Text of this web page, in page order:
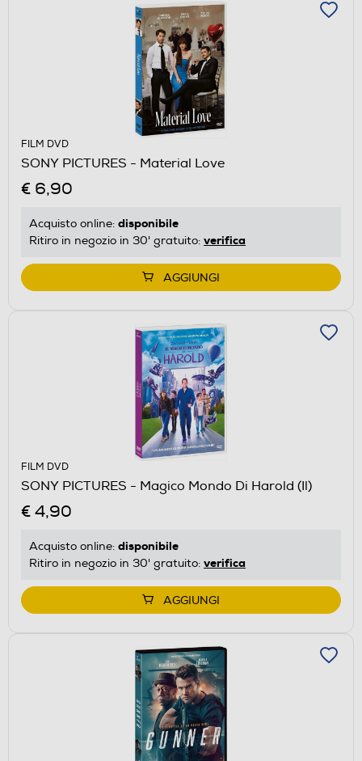
FILM DVD
SONY PICTURES - Material Love
€ 6,90
Acquisto online: disponibile
Ritiro in negozio in 30' gratuito: verifica
AGGIUNGI
FILM DVD
SONY PICTURES - Magico Mondo Di Harold (Il)
€ 4,90
Acquisto online: disponibile
Ritiro in negozio in 30' gratuito: verifica
AGGIUNGI